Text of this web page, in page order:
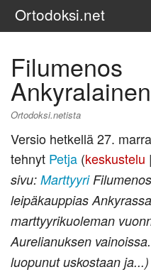
Ortodoksi.net
Haku
Filumenos
Ankyralainen
Ortodoksi.netista
Versio hetkellä 27.
tehnyt Petja (keskustelu |
sivu: Marttyyri
leipäkauppias
marttyyrikuoleman
Aurelianuksen
luopunut uskostaan ja...)